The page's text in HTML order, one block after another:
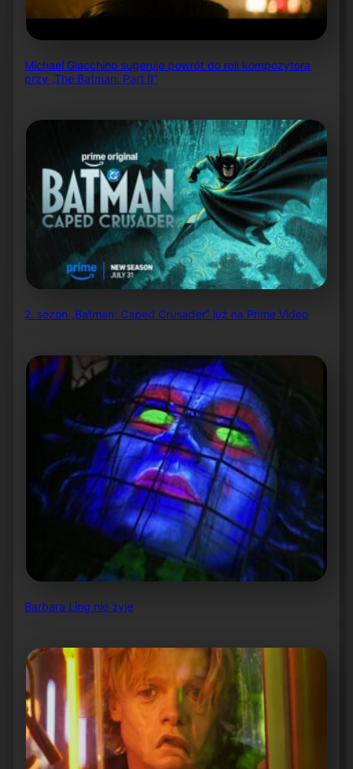
Michael Giacchino sugeruje powrót do roli kompozytora
przy „The Batman: Part II”
2. sezon „Batman: Caped Crusader” już na Prime Video
Barbara Ling nie żyje